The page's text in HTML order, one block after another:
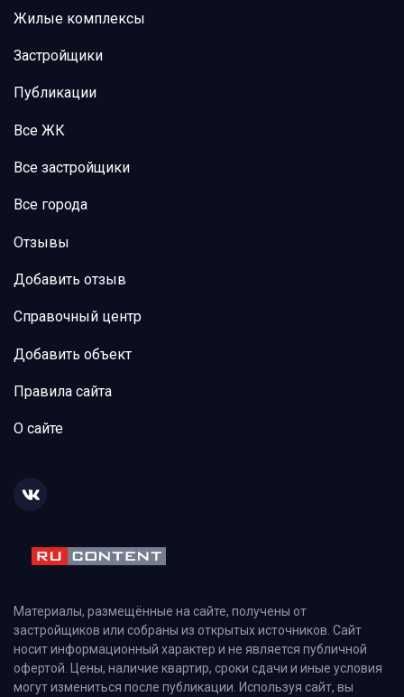
Жилые комплексы
Застройщики
Публикации
Все ЖК
Все застройщики
Все города
Отзывы
Добавить отзыв
Справочный центр
Добавить объект
Правила сайта
О сайте
Материалы, размещённые на сайте, получены от
застройщиков или собраны из открытых источников. Сайт
носит информационный характер и не является публичной
офертой. Цены, наличие квартир, сроки сдачи и иные условия
могут измениться после публикации. Используя сайт, вы